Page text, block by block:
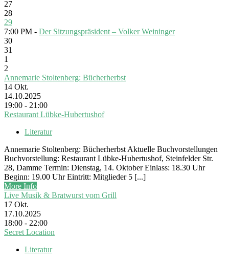
27
28
29
7:00 PM - Der Sitzungspräsident – Volker Weininger
30
31
1
2
Annemarie Stoltenberg: Bücherherbst
14 Okt.
14.10.2025
19:00 - 21:00
Restaurant Lübke-Hubertushof
Literatur
Annemarie Stoltenberg: Bücherherbst Aktuelle Buchvorstellungen
Buchvorstellung: Restaurant Lübke-Hubertushof, Steinfelder Str.
28, Damme Termin: Dienstag, 14. Oktober Einlass: 18.30 Uhr
Beginn: 19.00 Uhr Eintritt: Mitglieder 5 [...]
More Info
Live Musik & Bratwurst vom Grill
17 Okt.
17.10.2025
18:00 - 22:00
Secret Location
Literatur